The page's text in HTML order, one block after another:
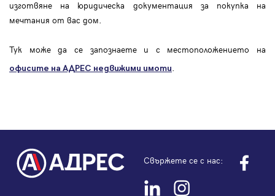
изготвяне на юридическа документация за покупка на
мечтания от вас дом.
Тук може да се запознаете и с местоположението на
офисите на АДРЕС недвижими имоти.
Свържете се с нас: